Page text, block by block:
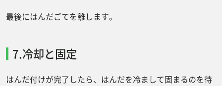
最後にはんだごてを離します。
7.冷却と固定
はんだ付けが完了したら、はんだを冷まして固まるのを待